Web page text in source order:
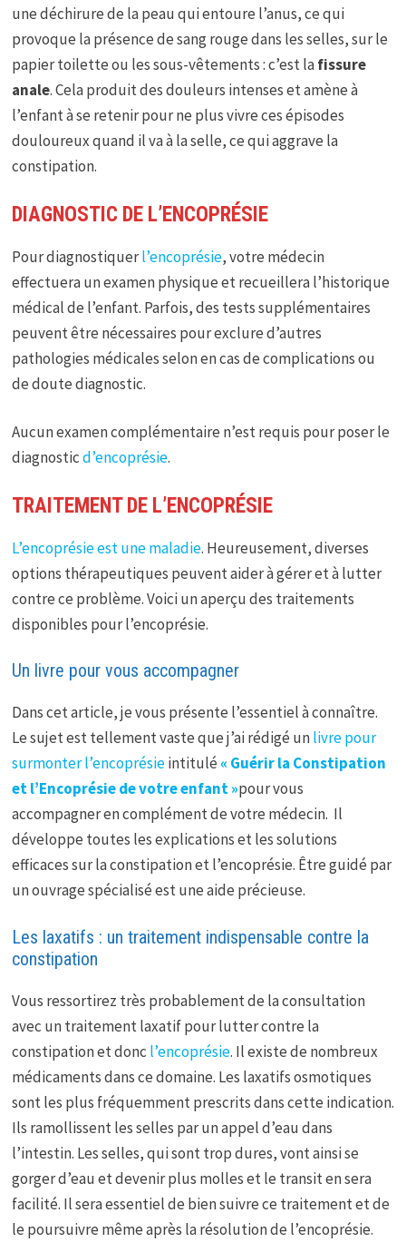
une déchirure de la peau qui entoure l’anus, ce qui
provoque la présence de sang rouge dans les selles, sur le
papier toilette ou les sous-vêtements : c’est lafissure
anale. Cela produit des douleurs intenses et amène à
l’enfant à se retenir pour ne plus vivre ces épisodes
douloureux quand il va à la selle, ce qui aggrave la
constipation.
DIAGNOSTIC DE L’ENCOPRÉSIE
Pour diagnostiquerl’encoprésie, votre médecin
effectuera un examen physique et recueillera l’historique
médical de l’enfant. Parfois, des tests supplémentaires
peuvent être nécessaires pour exclure d’autres
pathologies médicales selon en cas de complications ou
de doute diagnostic.
Aucun examen complémentaire n’est requis pour poser le
diagnosticd’encoprésie.
TRAITEMENT DE L’ENCOPRÉSIE
L’encoprésie est une maladie. Heureusement, diverses
options thérapeutiques peuvent aider à gérer et à lutter
contre ce problème. Voici un aperçu des traitements
disponibles pour l’encoprésie.
Un livre pour vous accompagner
Dans cet article, je vous présente l’essentiel à connaître.
Le sujet est tellement vaste que j’ai rédigé unlivre pour
surmonter l’encoprésieintitulé « Guérir la Constipation
et l’Encoprésie de votre enfant »pour vous
accompagner en complément de votre médecin. Il
développe toutes les explications et les solutions
efficaces sur la constipation et l’encoprésie. Être guidé par
un ouvrage spécialisé est une aide précieuse.
Les laxatifs : un traitement indispensable contre la
constipation
Vous ressortirez très probablement de la consultation
avec un traitement laxatif pour lutter contre la
constipation et donc l’encoprésie. Il existe de nombreux
médicaments dans ce domaine. Les laxatifs osmotiques
sont les plus fréquemment prescrits dans cette indication.
Ils ramollissent les selles par un appel d’eau dans
l’intestin. Les selles, qui sont trop dures, vont ainsi se
gorger d’eau et devenir plus molles et le transit en sera
facilité. Il sera essentiel de bien suivre ce traitement et de
le poursuivre même après la résolution de l’encoprésie.